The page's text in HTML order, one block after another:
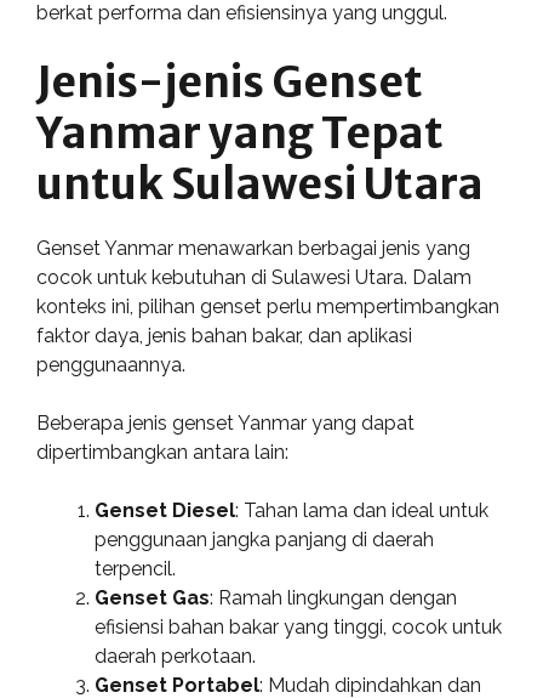
berkat performa dan efisiensinya yang unggul.
Jenis-jenis Genset
Yanmar yang Tepat
untuk Sulawesi Utara
Genset Yanmar menawarkan berbagai jenis yang
cocok untuk kebutuhan di Sulawesi Utara. Dalam
konteks ini, pilihan genset perlu mempertimbangkan
faktor daya, jenis bahan bakar, dan aplikasi
penggunaannya.
Beberapa jenis genset Yanmar yang dapat
dipertimbangkan antara lain:
Genset Diesel: Tahan lama dan ideal untuk
penggunaan jangka panjang di daerah
terpencil.
Genset Gas: Ramah lingkungan dengan
efisiensi bahan bakar yang tinggi, cocok untuk
daerah perkotaan.
Genset Portabel: Mudah dipindahkan dan